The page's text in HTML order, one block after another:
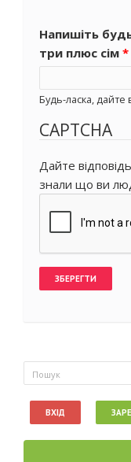
Напишіть
три плюс сім *
Будь-ласка, дайте
CAPTCHA
Дайте
знали що ви
Пошук
ВХІД